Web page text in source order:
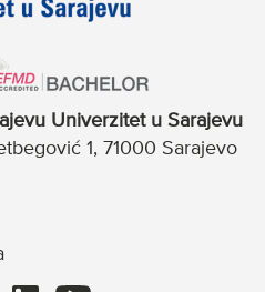
Univerzitet u Sarajevu
1, 71000 Sarajevo